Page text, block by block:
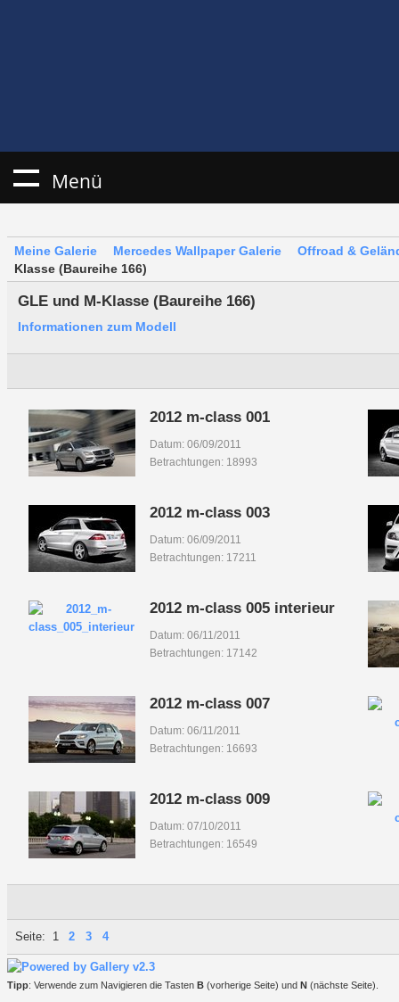
Menü
Meine Galerie Mercedes Wallpaper Galerie
Offroad &
Klasse (Baureihe 166)
GLE und M-Klasse (Baureihe 166)
Informationen zum Modell
2012 m-class 001
Datum: 06/09/2011
Betrachtungen: 18993
2012 m-class 003
Datum: 06/09/2011
Betrachtungen: 17211
2012 m-class 005 interieur
Datum: 06/11/2011
Betrachtungen: 17142
2012 m-class 007
Datum: 06/11/2011
Betrachtungen: 16693
2012 m-class 009
Datum: 07/10/2011
Betrachtungen: 16549
Seite: 1 2 3 4
Tipp: Verwende zum Navigieren die Tasten B (vorherige Seite) und N (nächste Seite).